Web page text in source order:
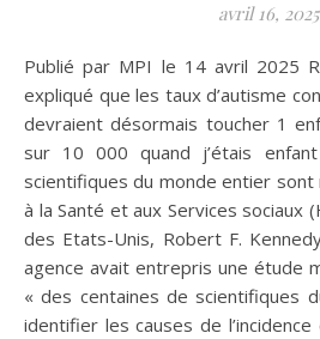
avril 16, 2025
Publié par MPI le 14 avril 2025 Robert F. Kennedy Jr. a
expliqué que les taux d’autisme
devraient désormais toucher 1
sur 10 000 quand j’étais
scientifiques du monde entier
à la Santé et aux Services sociaux
des Etats-Unis, Robert F.
agence avait entrepris une étude
« des centaines de scientifiques
identifier les causes de l’incidence